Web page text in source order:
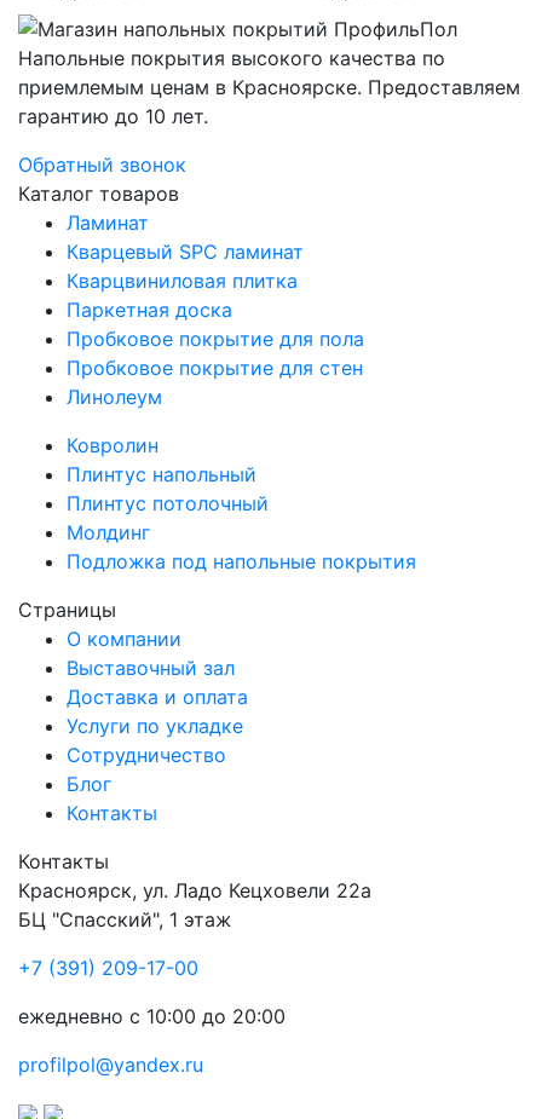
Напольные покрытия высокого качества по
приемлемым ценам в Красноярске. Предоставляем
гарантию до 10 лет.
Обратный звонок
Каталог товаров
Ламинат
Кварцевый SPC ламинат
Кварцвиниловая плитка
Паркетная доска
Пробковое покрытие для пола
Пробковое покрытие для стен
Линолеум
Ковролин
Плинтус напольный
Плинтус потолочный
Молдинг
Подложка под напольные покрытия
Страницы
О компании
Выставочный зал
Доставка и оплата
Услуги по укладке
Сотрудничество
Блог
Контакты
Контакты
Красноярск, ул. Ладо Кецховели 22а
БЦ "Спасский", 1 этаж
+7 (391) 209-17-00
ежедневно с 10:00 до 20:00
profilpol@yandex.ru